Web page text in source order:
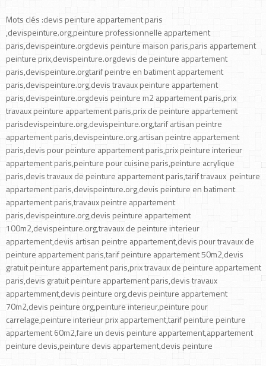
Mots clés :devis peinture appartement paris
,devispeinture.org,peinture professionnelle appartement
paris,devispeinture.orgdevis peinture maison paris,paris appartement
peinture prix,devispeinture.orgdevis de peinture appartement
paris,devispeinture.orgtarif peintre en batiment appartement
paris,devispeinture.org,devis travaux peinture appartement
paris,devispeinture.orgdevis peinture m2 appartement paris,prix
travaux peinture appartement paris,prix de peinture appartement
parisdevispeinture.org,devispeinture.org,tarif artisan peintre
appartement paris,devispeinture.org,artisan peintre appartement
paris,devis pour peinture appartement paris,prix peinture interieur
appartement paris,peinture pour cuisine paris,peinture acrylique
paris,devis travaux de peinture appartement paris,tarif travaux peinture
appartement paris,devispeinture.org,devis peinture en batiment
appartement paris,travaux peintre appartement
paris,devispeinture.org,devis peinture appartement
100m2,devispeinture.org,travaux de peinture interieur
appartement,devis artisan peintre appartement,devis pour travaux de
peinture appartement paris,tarif peinture appartement 50m2,devis
gratuit peinture appartement paris,prix travaux de peinture appartement
paris,devis gratuit peinture appartement paris,devis travaux
appartemment,devis peinture org,devis peinture appartement
70m2,devis peinture org,peinture interieur,peinture pour
carrelage,peinture interieur prix appartement,tarif peinture peinture
appartement 60m2,faire un devis peinture appartement,appartement
peinture devis,peinture devis appartement,devis peinture